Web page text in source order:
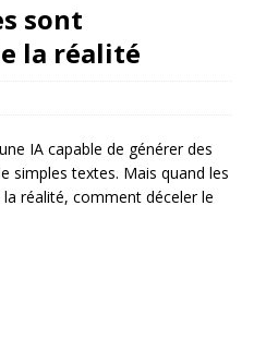
sont
la réalité
IA capable de générer des
simples textes. Mais quand les
réalité, comment déceler le